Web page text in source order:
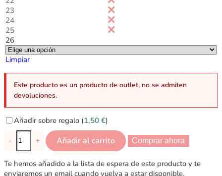
23
24
25
26
Limpiar
Este producto es un producto de outlet, no se admiten
devoluciones.
Añadir sobre regalo (1,50 €)
- + Añadir al carrito Comprar ahora
Te hemos añadido a la lista de espera de este producto y te
enviaremos un email cuando vuelva a estar disponible.